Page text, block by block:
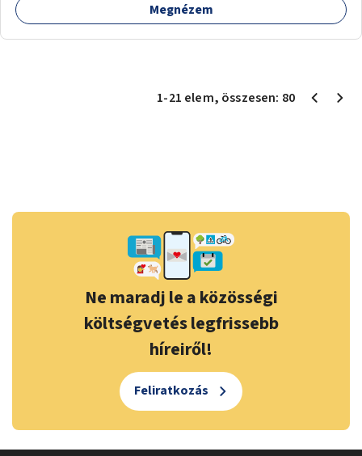
Megnézem
1-21 elem, összesen: 80
Ne maradj le a közösségi
költségvetés legfrissebb
híreiről!
Feliratkozás